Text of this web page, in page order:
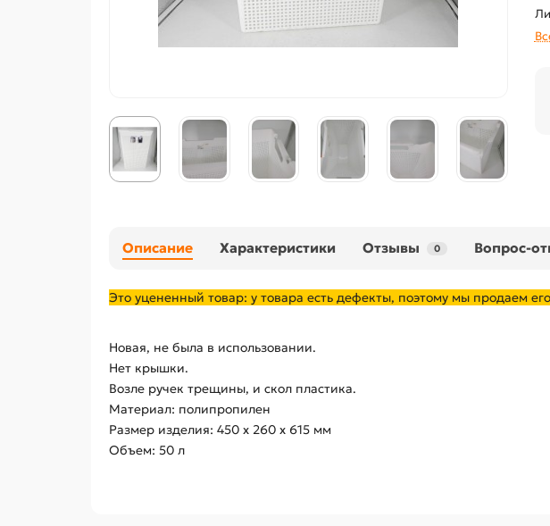
Описание Характеристики Отзывы 0 Вопрос-
Это уцененный товар: у товара есть дефекты, поэтому мы продаем
Новая, не была в использовании.
Нет крышки.
Возле ручек трещины, и скол пластика.
Материал: полипропилен
Размер изделия: 450 х 260 х 615 мм
Объем: 50 л